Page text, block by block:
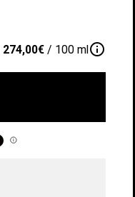
274,00€ / 100 mlinfo_outline